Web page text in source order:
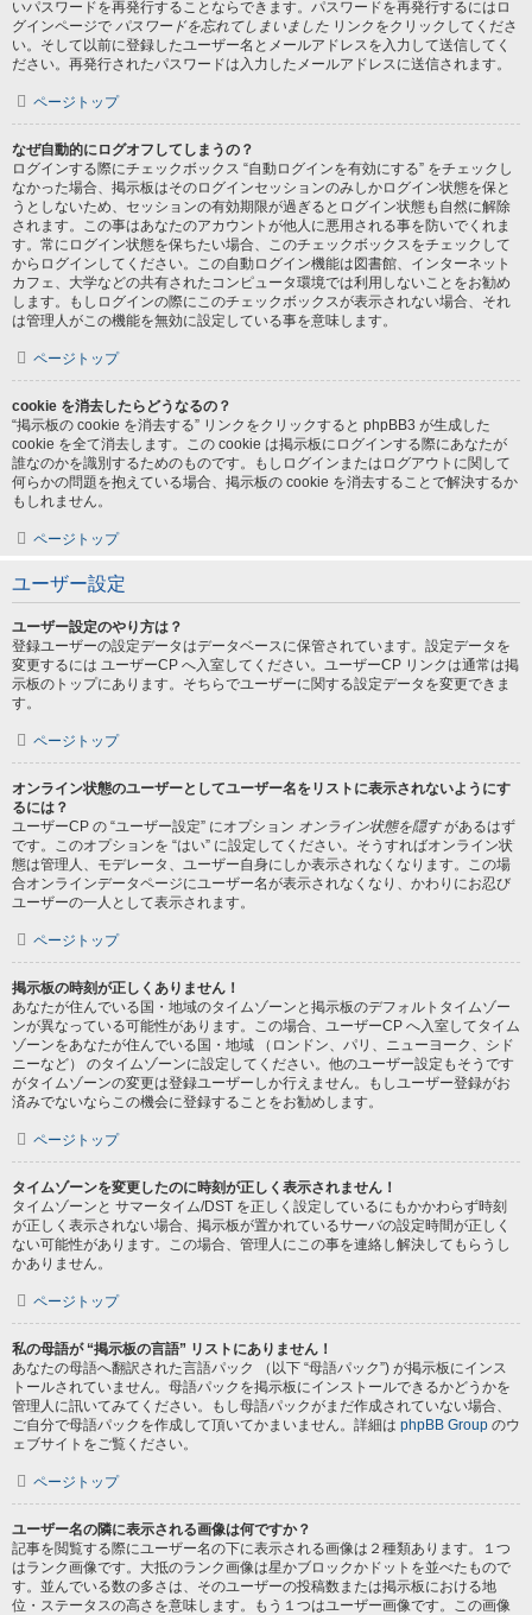
いパスワードを再発行することならできます。パスワードを再発行するにはロ
グインページで パスワードを忘れてしまいました リンクをクリックしてくださ
い。そして以前に登録したユーザー名とメールアドレスを入力して送信してく
ださい。再発行されたパスワードは入力したメールアドレスに送信されます。
ページトップ
なぜ自動的にログオフしてしまうの？
ログインする際にチェックボックス “自動ログインを有効にする” をチェックし
なかった場合、掲示板はそのログインセッションのみしかログイン状態を保と
うとしないため、セッションの有効期限が過ぎるとログイン状態も自然に解除
されます。この事はあなたのアカウントが他人に悪用される事を防いでくれま
す。常にログイン状態を保ちたい場合、このチェックボックスをチェックして
からログインしてください。この自動ログイン機能は図書館、インターネット
カフェ、大学などの共有されたコンピュータ環境では利用しないことをお勧め
します。もしログインの際にこのチェックボックスが表示されない場合、それ
は管理人がこの機能を無効に設定している事を意味します。
ページトップ
cookie を消去したらどうなるの？
“掲示板の cookie を消去する” リンクをクリックすると phpBB3 が生成した
cookie を全て消去します。この cookie は掲示板にログインする際にあなたが
誰なのかを識別するためのものです。もしログインまたはログアウトに関して
何らかの問題を抱えている場合、掲示板の cookie を消去することで解決するか
もしれません。
ページトップ
ユーザー設定
ユーザー設定のやり方は？
登録ユーザーの設定データはデータベースに保管されています。設定データを
変更するには ユーザーCP へ入室してください。ユーザーCP リンクは通常は掲
示板のトップにあります。そちらでユーザーに関する設定データを変更できま
す。
ページトップ
オンライン状態のユーザーとしてユーザー名をリストに表示されないようにす
るには？
ユーザーCP の “ユーザー設定” にオプション オンライン状態を隠すがあるはず
です。このオプションを “はい” に設定してください。そうすればオンライン状
態は管理人、モデレータ、ユーザー自身にしか表示されなくなります。この場
合オンラインデータページにユーザー名が表示されなくなり、かわりにお忍び
ユーザーの一人として表示されます。
ページトップ
掲示板の時刻が正しくありません！
あなたが住んでいる国・地域のタイムゾーンと掲示板のデフォルトタイムゾー
ンが異なっている可能性があります。この場合、ユーザーCP へ入室してタイム
ゾーンをあなたが住んでいる国・地域 （ロンドン、パリ、ニューヨーク、シド
ニーなど） のタイムゾーンに設定してください。他のユーザー設定もそうです
がタイムゾーンの変更は登録ユーザーしか行えません。もしユーザー登録がお
済みでないならこの機会に登録することをお勧めします。
ページトップ
タイムゾーンを変更したのに時刻が正しく表示されません！
タイムゾーンと サマータイム/DST を正しく設定しているにもかかわらず時刻
が正しく表示されない場合、掲示板が置かれているサーバの設定時間が正しく
ない可能性があります。この場合、管理人にこの事を連絡し解決してもらうし
かありません。
ページトップ
私の母語が “掲示板の言語” リストにありません！
あなたの母語へ翻訳された言語パック （以下 “母語パック”) が掲示板にインス
トールされていません。母語パックを掲示板にインストールできるかどうかを
管理人に訊いてみてください。もし母語パックがまだ作成されていない場合、
ご自分で母語パックを作成して頂いてかまいません。詳細は phpBB Group のウ
ェブサイトをご覧ください。
ページトップ
ユーザー名の隣に表示される画像は何ですか？
記事を閲覧する際にユーザー名の下に表示される画像は２種類あります。１つ
はランク画像です。大抵のランク画像は星かブロックかドットを並べたもので
す。並んでいる数の多さは、そのユーザーの投稿数または掲示板における地
位・ステータスの高さを意味します。もう１つはユーザー画像です。この画像